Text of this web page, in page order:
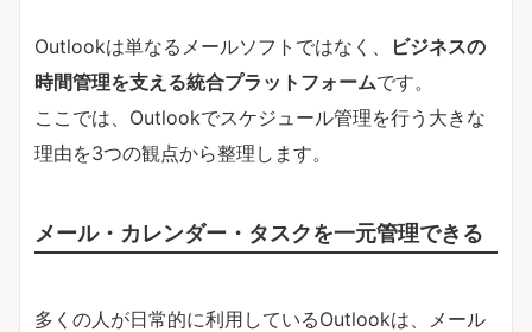
Outlookは単なるメールソフトではなく、
ビジネスの
時間管理を支える統合プラットフォームです。
ここでは、Outlookでスケジュール管理を行う大きな
理由を3つの観点から整理します。
メール・カレンダー・タスクを一元管理できる
多くの人が日常的に利用しているOutlookは、メール